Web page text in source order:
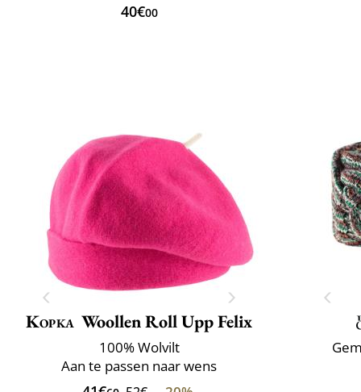
40€00
Kopka Woollen Roll Upp Felix
100% Wolvilt
Aan te passen naar wens